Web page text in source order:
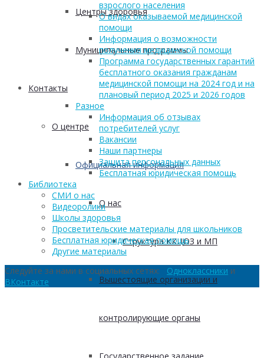
Центры здоровья
Муниципальные программы
Контакты
О центре
Официальная информация
О нас
Структура ККЦОЗ и МП
Вышестоящие организации и
контролирующие органы
взрослого населения
О видах оказываемой медицинской
помощи
Информация о возможности
получения медицинской помощи
Программа государственных гарантий
бесплатного оказания гражданам
медицинской помощи на 2024 год и на
плановый период 2025 и 2026 годов
Разное
Информация об отзывах
потребителей услуг
Вакансии
Наши партнеры
Защита персональных данных
Бесплатная юридическая помощь
Библиотека
СМИ о нас
Видеоролики
Школы здоровья
Просветительские материалы для школьников
Бесплатная юридическая помощь
Другие материалы
Следуйте за нами в социальных сетях: Одноклассники и
ВКонтакте